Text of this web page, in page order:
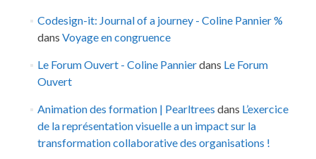
Codesign-it: Journal of a journey - Coline Pannier %
dans Voyage en congruence
Le Forum Ouvert - Coline Pannierdans Le Forum
Ouvert
Animation des formation | Pearltrees dans L’exercice
de la représentation visuelle a un impact sur la
transformation collaborative des organisations !